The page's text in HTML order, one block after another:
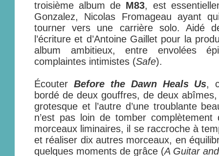
troisième album de M83, est
Gonzalez, Nicolas Fromageau ayant
tourner vers une carrière solo. Aidé
l’écriture et d’Antoine Gaillet pour la
album ambitieux, entre envolées
complaintes intimistes (Safe).
Écouter Before the Dawn Heals Us,
bordé de deux gouffres, de deux abîmes,
grotesque et l’autre d’une troublante
n’est pas loin de tomber
morceaux liminaires, il se raccroche à
et réaliser dix autres morceaux, en
quelques moments de grâce (A Guitar